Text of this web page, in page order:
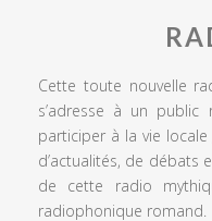
Cette toute nouvelle
s’adresse à un public
participer à la vie
d’actualités, de débats
de cette radio
radiophonique romand.